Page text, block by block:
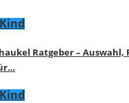
Ratgeber –